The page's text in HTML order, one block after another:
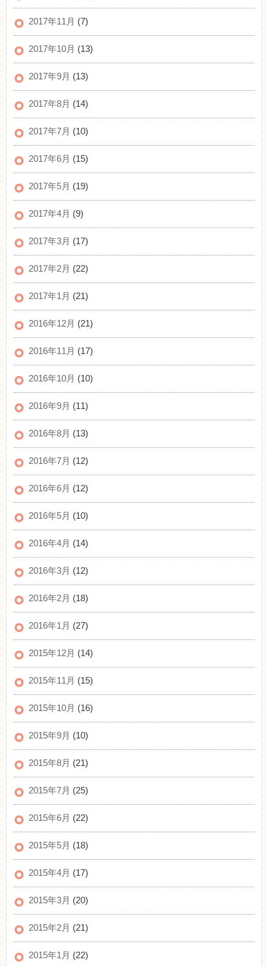
2017年11月 (7)
2017年10月 (13)
2017年9月 (13)
2017年8月 (14)
2017年7月 (10)
2017年6月 (15)
2017年5月 (19)
2017年4月 (9)
2017年3月 (17)
2017年2月 (22)
2017年1月 (21)
2016年12月 (21)
2016年11月 (17)
2016年10月 (10)
2016年9月 (11)
2016年8月 (13)
2016年7月 (12)
2016年6月 (12)
2016年5月 (10)
2016年4月 (14)
2016年3月 (12)
2016年2月 (18)
2016年1月 (27)
2015年12月 (14)
2015年11月 (15)
2015年10月 (16)
2015年9月 (10)
2015年8月 (21)
2015年7月 (25)
2015年6月 (22)
2015年5月 (18)
2015年4月 (17)
2015年3月 (20)
2015年2月 (21)
2015年1月 (22)